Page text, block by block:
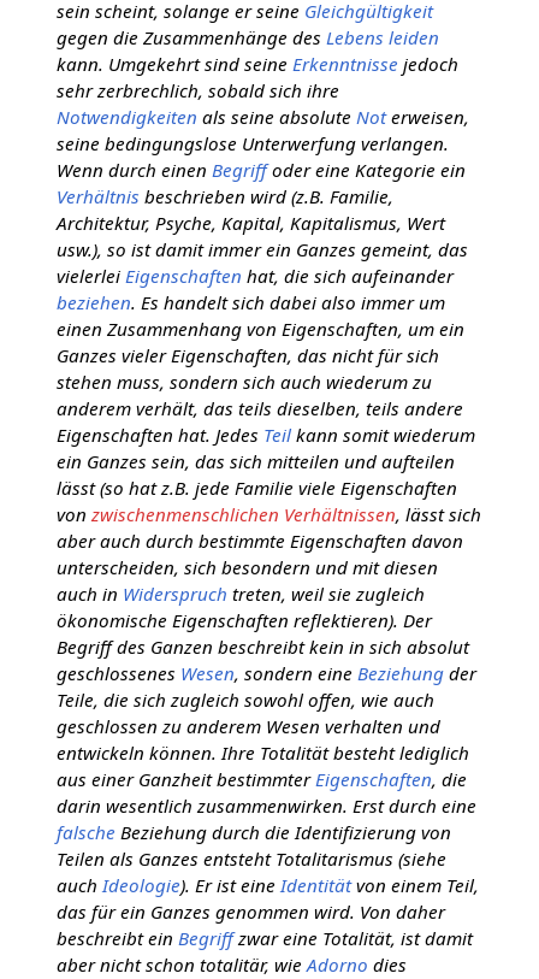
sein scheint, solange er seine Gleichgültigkeit
gegen die Zusammenhänge des Lebens leiden
kann. Umgekehrt sind seine Erkenntnisse jedoch
sehr zerbrechlich, sobald sich ihre
Notwendigkeiten als seine absolute Noterweisen,
seine bedingungslose Unterwerfung verlangen.
Wenn durch einen Begriffoder eine Kategorie ein
Verhältnis beschrieben wird (z.B. Familie,
Architektur, Psyche, Kapital, Kapitalismus, Wert
usw.), so ist damit immer ein Ganzes gemeint, das
vielerlei Eigenschaften hat, die sich aufeinander
beziehen. Es handelt sich dabei also immer um
einen Zusammenhang von Eigenschaften, um ein
Ganzes vieler Eigenschaften, das nicht für sich
stehen muss, sondern sich auch wiederum zu
anderem verhält, das teils dieselben, teils andere
Eigenschaften hat. Jedes Teilkann somit wiederum
ein Ganzes sein, das sich mitteilen und aufteilen
lässt (so hat z.B. jede Familie viele Eigenschaften
von zwischenmenschlichen Verhältnissen, lässt sich
aber auch durch bestimmte Eigenschaften davon
unterscheiden, sich besondern und mit diesen
auch in Widerspruch treten, weil sie zugleich
ökonomische Eigenschaften reflektieren). Der
Begriff des Ganzen beschreibt kein in sich absolut
geschlossenes Wesen, sondern eine Beziehungder
Teile, die sich zugleich sowohl offen, wie auch
geschlossen zu anderem Wesen verhalten und
entwickeln können. Ihre Totalität besteht lediglich
aus einer Ganzheit bestimmter Eigenschaften, die
darin wesentlich zusammenwirken. Erst durch eine
falsche Beziehung durch die Identifizierung von
Teilen als Ganzes entsteht Totalitarismus (siehe
auch Ideologie). Er ist eine Identitätvon einem Teil,
das für ein Ganzes genommen wird. Von daher
beschreibt ein Begriffzwar eine Totalität, ist damit
aber nicht schon totalitär, wie Adorno dies